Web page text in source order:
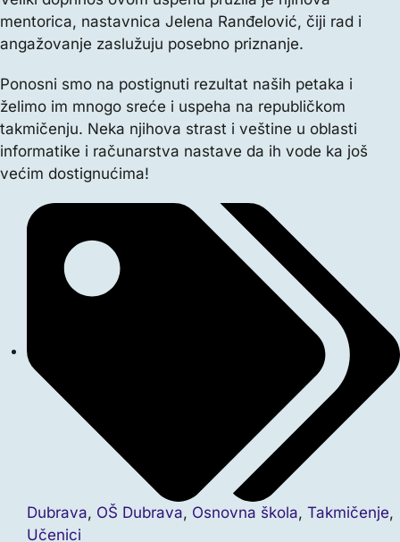
mentorica, nastavnica Jelena Ranđelović, čiji rad i
angažovanje zaslužuju posebno priznanje.
Ponosni smo na postignuti rezultat naših petaka i
želimo im mnogo sreće i uspeha na republičkom
takmičenju. Neka njihova strast i veštine u oblasti
informatike i računarstva nastave da ih vode ka još
većim dostignućima!
Dubrava, OŠ Dubrava, Osnovna škola, Takmičenje,
Učenici